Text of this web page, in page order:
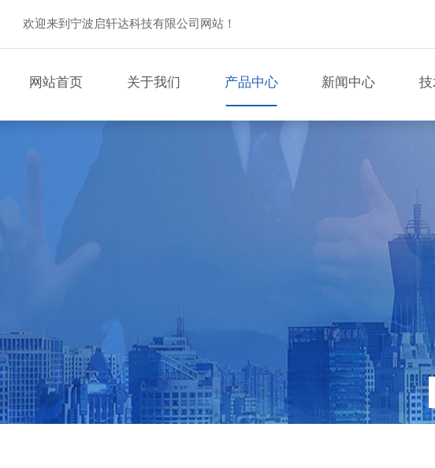
欢迎来到宁波启轩达科技有限公司网站！
网站首页 关于我们 产品中心 新闻中心